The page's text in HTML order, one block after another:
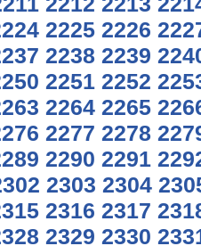
2225 2226
2238 2239
2251 2252
2264 2265
2277 2278
2290 2291
2303 2304
2316 2317
2329 2330